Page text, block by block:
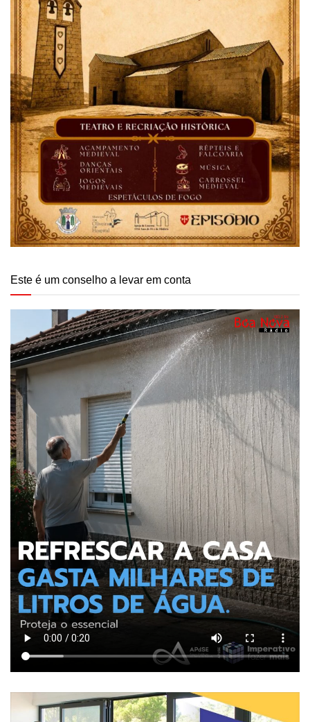
Este é um conselho a levar em conta